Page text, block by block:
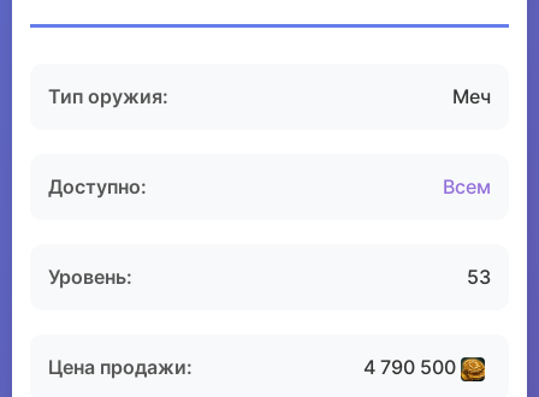
Тип оружия: Меч
Доступно: Всем
Уровень: 53
Цена продажи: 4 790 500